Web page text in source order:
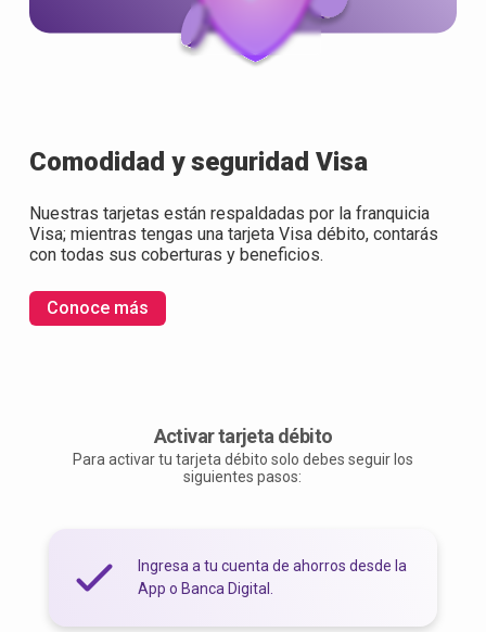
Comodidad y seguridad Visa
Nuestras tarjetas están respaldadas por la franquicia
Visa; mientras tengas una tarjeta Visa débito, contarás
con todas sus coberturas y beneficios.
Conoce más
Activar tarjeta débito
Para activar tu tarjeta débito solo debes seguir los
siguientes pasos:
Ingresa a tu cuenta de ahorros desde la
App o Banca Digital.